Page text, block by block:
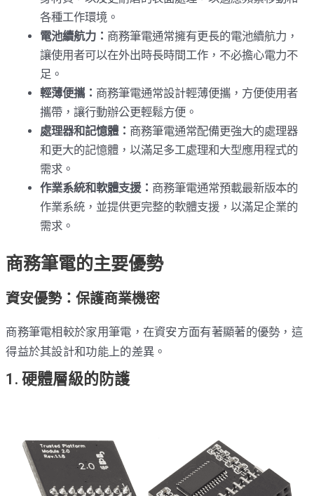
各種工作環境。
電池續航力： 商務筆電通常擁有更長的電池續航力，
讓使用者可以在外出時長時間工作，不必擔心電力不
足。
輕薄便攜： 商務筆電通常設計輕薄便攜，方便使用者
攜帶，讓行動辦公更輕鬆方便。
處理器和記憶體： 商務筆電通常配備更強大的處理器
和更大的記憶體，以滿足多工處理和大型應用程式的
需求。
作業系統和軟體支援： 商務筆電通常預載最新版本的
作業系統，並提供更完整的軟體支援，以滿足企業的
需求。
商務筆電的主要優勢
資安優勢：保護商業機密
商務筆電相較於家用筆電，在資安方面有著顯著的優勢，這
得益於其設計和功能上的差異。
1. 硬體層級的防護